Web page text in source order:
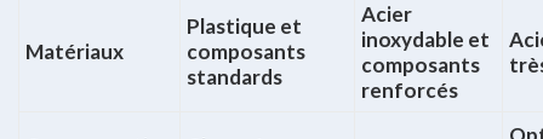
Matériaux
Plastique et
composants
standards
Acier
inoxydable et
composants
renforcés